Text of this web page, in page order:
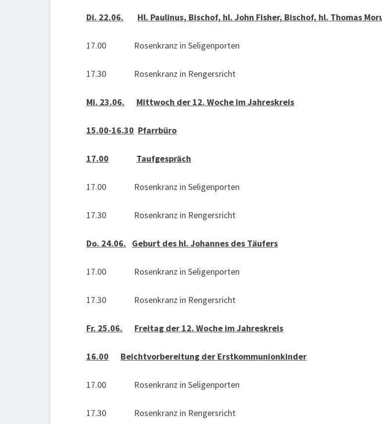
Di. 22.06. Hl. Paulinus, Bischof, hl. John Fisher, Bischof, hl. Thomas
17.00 Rosenkranz in Seligenporten
17.30 Rosenkranz in Rengersricht
Mi. 23.06. Mittwoch der 12. Woche im Jahreskreis
15.00-16.30 Pfarrbüro
17.00 Taufgespräch
17.00 Rosenkranz in Seligenporten
17.30 Rosenkranz in Rengersricht
Do. 24.06. Geburt des hl. Johannes des Täufers
17.00 Rosenkranz in Seligenporten
17.30 Rosenkranz in Rengersricht
Fr. 25.06. Freitag der 12. Woche im Jahreskreis
16.00 Beichtvorbereitung der Erstkommunionkinder
17.00 Rosenkranz in Seligenporten
17.30 Rosenkranz in Rengersricht